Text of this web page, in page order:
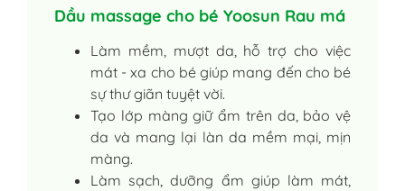
Dầu massage cho bé Yoosun Rau má
Làm mềm, mượt da, hỗ trợ cho việc
mát - xa cho bé giúp mang đến cho bé
sự thư giãn tuyệt vời.
Tạo lớp màng giữ ẩm trên da, bảo vệ
da và mang lại làn da mềm mại, mịn
màng.
Làm sạch, dưỡng ẩm giúp làm mát,